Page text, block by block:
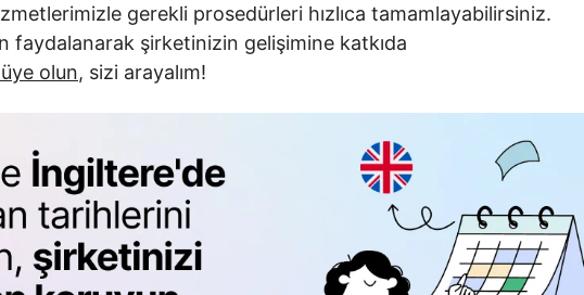
gerekli prosedürleri hızlıca tamamlayabilirsiniz.
faydalanarak şirketinizin gelişimine katkıda
olun, sizi arayalım!